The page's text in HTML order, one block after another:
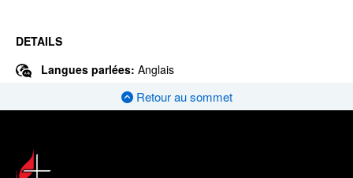
DETAILS
Langues parlées: Anglais
Retour au sommet